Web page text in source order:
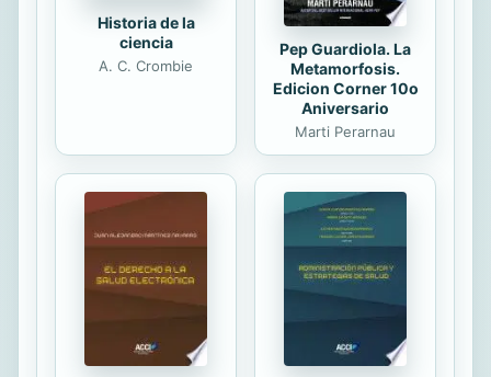
Historia de la
ciencia
A. C. Crombie
Pep Guardiola. La
Metamorfosis.
Edicion Corner 10o
Aniversario
Marti Perarnau